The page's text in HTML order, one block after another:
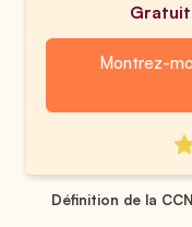
Gratuit
Montrez-
Définition de la